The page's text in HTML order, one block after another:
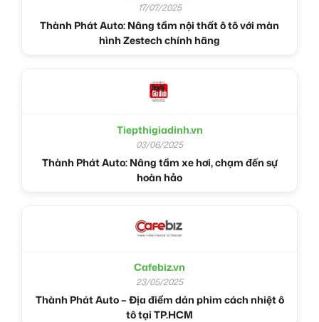
17/07/2025
Thành Phát Auto: Nâng tầm nội thất ô tô với màn
hình Zestech chính hãng
Tiepthigiadinh.vn
03/06/2025
Thành Phát Auto: Nâng tầm xe hơi, chạm đến sự
hoàn hảo
Cafebiz.vn
23/05/2025
Thành Phát Auto – Địa điểm dán phim cách nhiệt ô
tô tại TP.HCM